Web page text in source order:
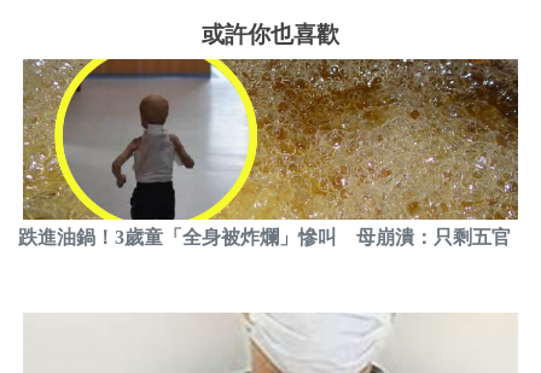
或許你也喜歡
跌進油鍋！3歲童「全身被炸爛」慘叫 母崩潰：只剩五官